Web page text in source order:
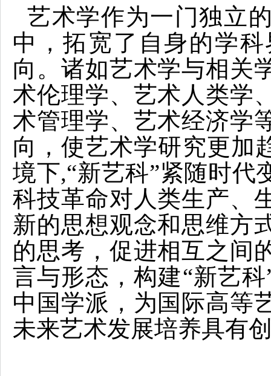
艺术学作为一门独立
中，拓宽了自身的学
向。诸如艺术学与相关
术伦理学、艺术人类学
术管理学、艺术经济学
向，使艺术学研究更加
境下,“新艺科”紧随时代
科技革命对人类生产、
新的思想观念和思维方
的思考，促进相互之间
言与形态，构建“新艺
中国学派，为国际高等
未来艺术发展培养具有